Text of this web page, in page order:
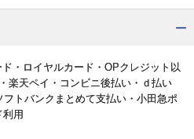
・ロイヤルカード・OPクレジット以
楽天ペイ・コンビニ後払い・ｄ払い
フトバンクまとめて支払い・小田急ポ
用